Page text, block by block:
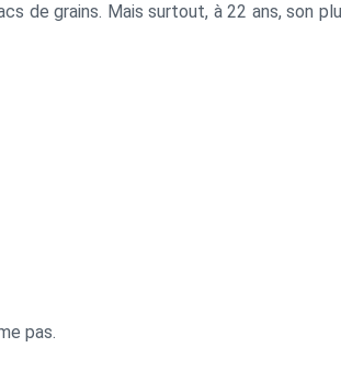
de grains. Mais surtout, à 22 ans, son
l’entourent.
pas.